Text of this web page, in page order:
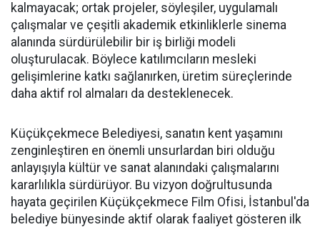
kalmayacak; ortak projeler, söyleşiler, uygulamalı
çalışmalar ve çeşitli akademik etkinliklerle sinema
alanında sürdürülebilir bir iş birliği modeli
oluşturulacak. Böylece katılımcıların mesleki
gelişimlerine katkı sağlanırken, üretim süreçlerinde
daha aktif rol almaları da desteklenecek.
Küçükçekmece Belediyesi, sanatın kent yaşamını
zenginleştiren en önemli unsurlardan biri olduğu
anlayışıyla kültür ve sanat alanındaki çalışmalarını
kararlılıkla sürdürüyor. Bu vizyon doğrultusunda
hayata geçirilen Küçükçekmece Film Ofisi, İstanbul'da
belediye bünyesinde aktif olarak faaliyet gösteren ilk